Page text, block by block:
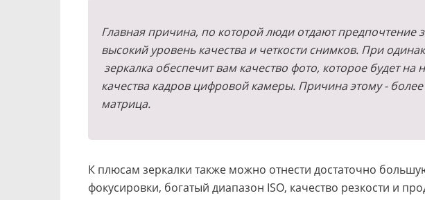
Главная причина, по которой люди отдают предпочтение
высокий уровень качества и четкости снимков. При
зеркалка обеспечит вам качество фото, которое будет
качества кадров цифровой камеры. Причина этому - более
матрица.
К плюсам зеркалки также можно отнести достаточно
фокусировки, богатый диапазон ISO, качество резкости и